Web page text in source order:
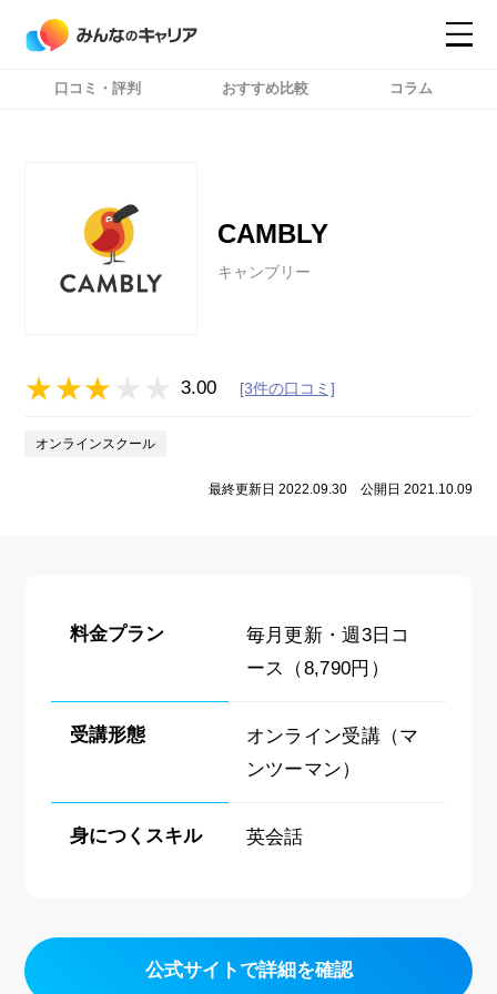
口コミ・評判 おすすめ比較 コラム
CAMBLY
キャンブリー
3.00 [3件の口コミ]
オンラインスクール
最終更新日 2022.09.30 公開日 2021.10.09
料金プラン
毎月更新・週3日コ
ース（8,790円）
受講形態
オンライン受講（マ
ンツーマン）
身につくスキル 英会話
公式サイトで詳細を確認